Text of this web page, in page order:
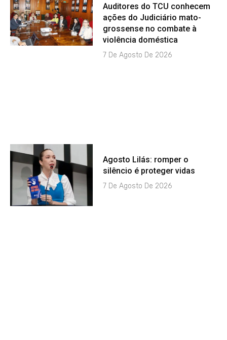
Auditores do TCU conhecem
ações do Judiciário mato-
grossense no combate à
violência doméstica
7 De Agosto De 2026
Agosto Lilás: romper o
silêncio é proteger vidas
7 De Agosto De 2026